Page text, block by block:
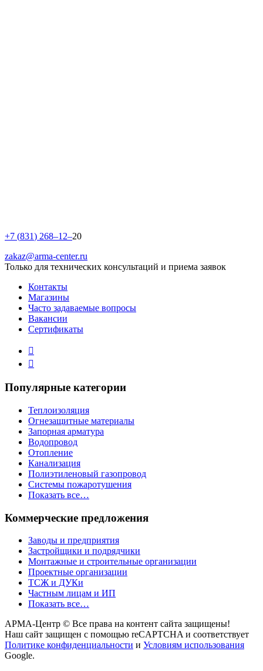
+7 (831) 268–1 2–20
zakaz@arma-center.ru
Только для технических консультаций и приема заявок
Контакты
Магазины
Часто задаваемые вопросы
Вакансии
Сертификаты
Популярные категории
Теплоизоляция
Огнезащитные материалы
Запорная арматура
Водопровод
Отопление
Канализация
Полиэтиленовый газопровод
Системы пожаротушения
Показать все…
Коммерческие предложения
Заводы и предприятия
Застройщики и подрядчики
Монтажные и строительные организации
Проектные организации
ТСЖ и ДУКи
Частным лицам и ИП
Показать все…
АРМА-Центр ©️ Все права на контент сайта защищены!
Наш сайт защищен с помощью reCAPTCHA и соответствует
Политике конфиденциальности и Условиям использования
Google.